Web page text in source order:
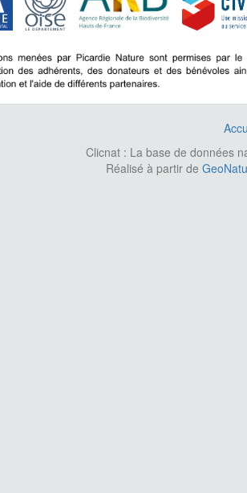
Clicnat : La base de données
Réalisé à partir de